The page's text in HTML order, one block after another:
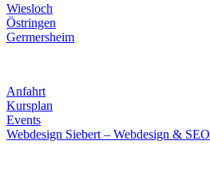
Wiesloch
Östringen
Germersheim
Anfahrt
Kursplan
Events
Webdesign Siebert – Webdesign & SEO